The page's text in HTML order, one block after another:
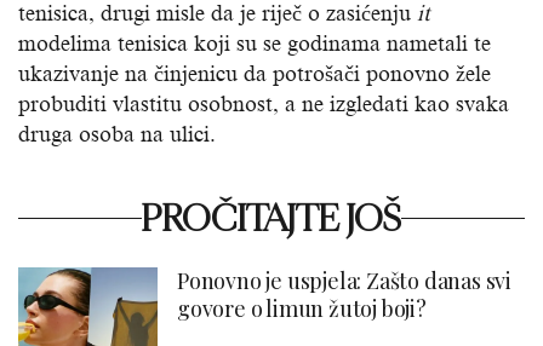
tenisica, drugi misle da je riječ o zasićenju it
modelima tenisica koji su se godinama nametali te
ukazivanje na činjenicu da potrošači ponovno žele
probuditi vlastitu osobnost, a ne izgledati kao svaka
druga osoba na ulici.
PROČITAJTE JOŠ
Ponovno je uspjela: Zašto danas svi
govore o limun žutoj boji?